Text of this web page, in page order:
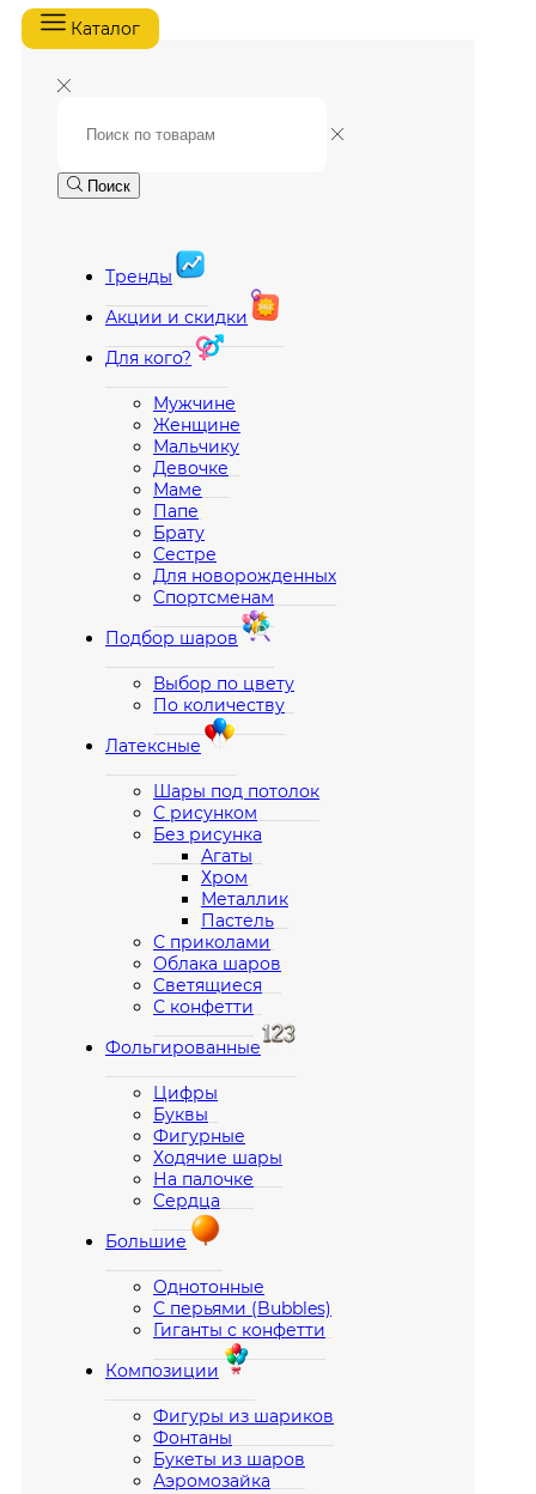
Каталог
Поиск
Тренды
Акции и скидки
Для кого?
Мужчине
Женщине
Мальчику
Девочке
Маме
Папе
Брату
Сестре
Для новорожденных
Спортсменам
Подбор шаров
Выбор по цвету
По количеству
Латексные
Шары под потолок
С рисунком
Без рисунка
Агаты
Хром
Металлик
Пастель
С приколами
Облака шаров
Светящиеся
С конфетти
Фольгированные
Цифры
Буквы
Фигурные
Ходячие шары
На палочке
Сердца
Большие
Однотонные
С перьями (Bubbles)
Гиганты с конфетти
Композиции
Фигуры из шариков
Фонтаны
Букеты из шаров
Аэромозайка